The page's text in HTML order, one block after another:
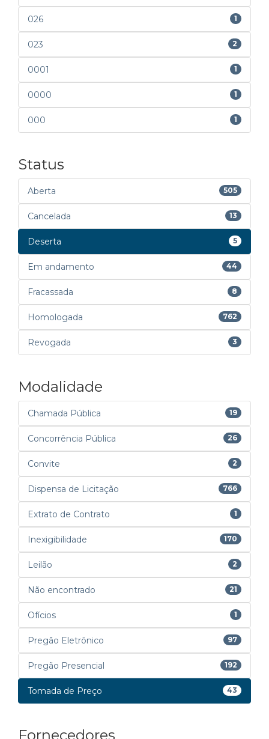
026 1
023 2
0001 1
0000 1
000 1
Status
Aberta 505
Cancelada 13
Deserta 5
Em andamento 44
Fracassada 8
Homologada 762
Revogada 3
Modalidade
Chamada Pública 19
Concorrência Pública 26
Convite 2
Dispensa de Licitação 766
Extrato de Contrato 1
Inexigibilidade 170
Leilão 2
Não encontrado 21
Ofícios 1
Pregão Eletrônico 97
Pregão Presencial 192
Tomada de Preço 43
Fornecedores